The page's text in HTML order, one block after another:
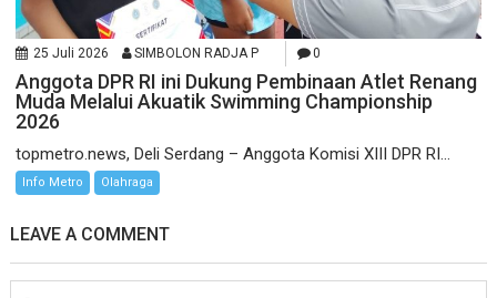
25 Juli 2026 SIMBOLON RADJA P 0
Anggota DPR RI ini Dukung Pembinaan Atlet Renang
Muda Melalui Akuatik Swimming Championship
2026
topmetro.news, Deli Serdang – Anggota Komisi XIII DPR RI...
Info Metro Olahraga
LEAVE A COMMENT